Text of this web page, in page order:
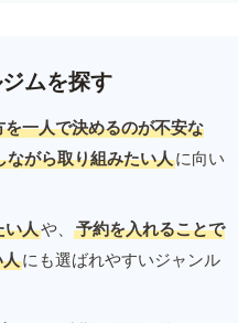
ムを探す
一人で決めるのが不安な
ながら取り組みたい人に向い
い人や、
予約を入れることで
にも選ばれやすいジャンル